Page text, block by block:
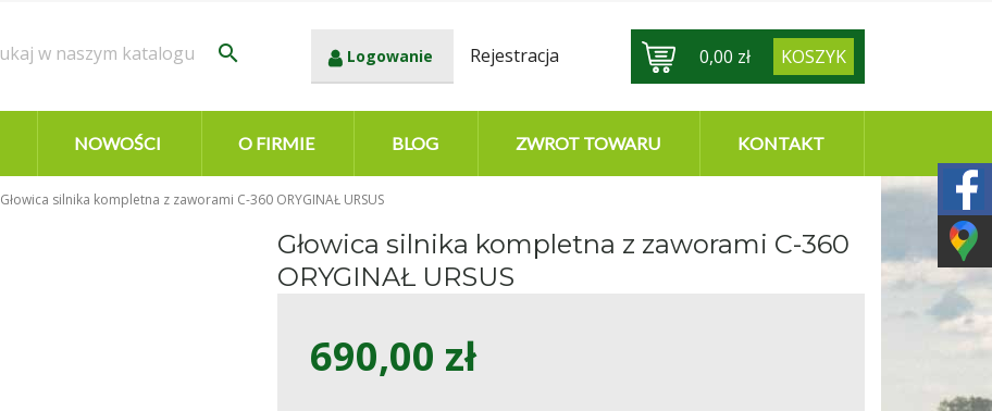
search Logowanie Rejestracja 0,00 zł KOSZYK
NOWOŚCI O FIRMIE BLOG ZWROT TOWARU KONTAKT
Głowica silnika kompletna z zaworami C-360 ORYGINAŁ URSUS
Głowica silnika kompletna z zaworami C-360
ORYGINAŁ URSUS
690,00 zł